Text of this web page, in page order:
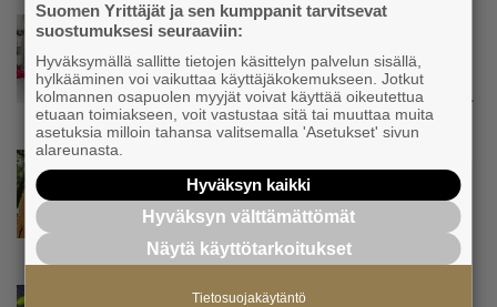
Uutinen
Kolmesta syövästä, uupumuksista ja
syömishäiriöstä selvinnyt Mira Rinne: ”Kun
olen katsonut useasti kuolemaa silmiin, olen
oppinut kestämään myös yrittäjyyteen
kuuluvaa epävarmuutta”
Siivousyrittäjän työntekijä joutuu
matkustamaan yli 300 kilometriä
suorittaakseen ajokortin – ”Ei aja syrjäseudun
etua”
Suomen Yrittäjät ja sen kumppanit tarvitsevat
suostumuksesi seuraaviin:
Hyväksymällä sallitte tietojen käsittelyn palvelun sisällä,
hylkääminen voi vaikuttaa käyttäjäkokemukseen. Jotkut
kolmannen osapuolen myyjät voivat käyttää oikeutettua
etuaan toimiakseen, voit vastustaa sitä tai muuttaa muita
asetuksia milloin tahansa valitsemalla 'Asetukset' sivun
alareunasta.
Hyväksyn kaikki
Hyväksyn välttämättömät
Näytä käyttötarkoitukset
Tietosuojakäytäntö